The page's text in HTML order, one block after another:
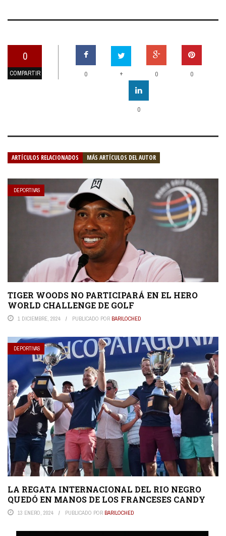
0
COMPARTIR 0 + 0 0
0
ARTÍCULOS RELACIONADOS MÁS ARTÍCULOS DEL AUTOR
DEPORTIVAS
TIGER WOODS NO PARTICIPARÁ EN EL HERO
WORLD CHALLENGE DE GOLF
1 DICIEMBRE, 2024 PUBLICADO POR BARILOCHED
DEPORTIVAS
LA REGATA INTERNACIONAL DEL RIO NEGRO
QUEDÓ EN MANOS DE LOS FRANCESES CANDY
13 ENERO, 2024 PUBLICADO POR BARILOCHED